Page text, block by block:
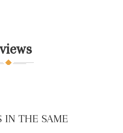
IN THE SAME